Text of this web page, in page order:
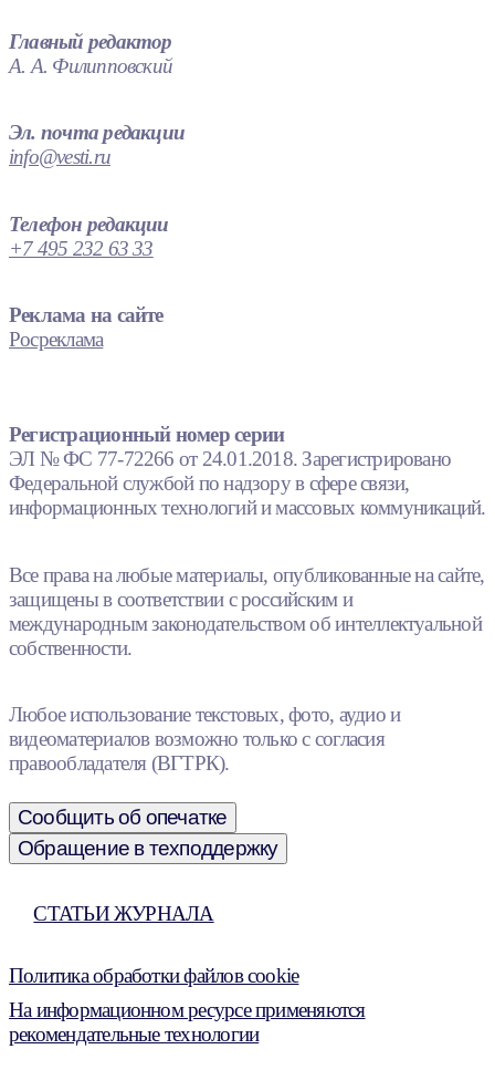
Главный редактор
А. А. Филипповский
Эл. почта редакции
info@vesti.ru
Телефон редакции
+7 495 232 63 33
Реклама на сайте
Росреклама
Регистрационный номер серии
ЭЛ № ФС 77-72266 от 24.01.2018. Зарегистрировано
Федеральной службой по надзору в сфере связи,
информационных технологий и массовых коммуникаций.
Все права на любые материалы, опубликованные на сайте,
защищены в соответствии с российским и
международным законодательством об интеллектуальной
собственности.
Любое использование текстовых, фото, аудио и
видеоматериалов возможно только с согласия
правообладателя (ВГТРК).
Сообщить об опечатке
Обращение в техподдержку
СТАТЬИ ЖУРНАЛА
Политика обработки файлов cookie
На информационном ресурсе применяются
рекомендательные технологии